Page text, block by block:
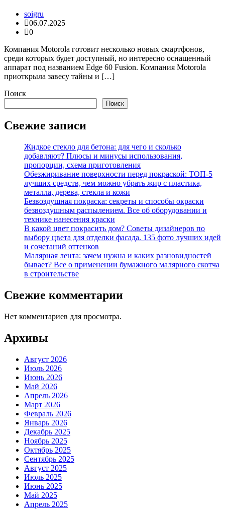
soigru
06.07.2025
0
Компания Motorola готовит несколько новых смартфонов,
среди которых будет доступный, но интересно оснащенный
аппарат под названием Edge 60 Fusion. Компания Motorola
приоткрыла завесу тайны и […]
Поиск
Поиск
Свежие записи
Жидкое стекло для бетона: для чего и сколько
добавляют? Плюсы и минусы использования,
пропорции, схема приготовления
Обезжиривание поверхности перед покраской: ТОП-5
лучших средств, чем можно убрать жир с пластика,
металла, дерева, стекла и кожи
Безвоздушная покраска: секреты и способы окраски
безвоздушным распылением. Все об оборудовании и
технике нанесения краски
В какой цвет покрасить дом? Советы дизайнеров по
выбору цвета для отделки фасада. 135 фото лучших идей
и сочетаний оттенков
Малярная лента: зачем нужна и каких разновидностей
бывает? Все о применении бумажного малярного скотча
в строительстве
Свежие комментарии
Нет комментариев для просмотра.
Архивы
Август 2026
Июль 2026
Июнь 2026
Май 2026
Апрель 2026
Март 2026
Февраль 2026
Январь 2026
Декабрь 2025
Ноябрь 2025
Октябрь 2025
Сентябрь 2025
Август 2025
Июль 2025
Июнь 2025
Май 2025
Апрель 2025